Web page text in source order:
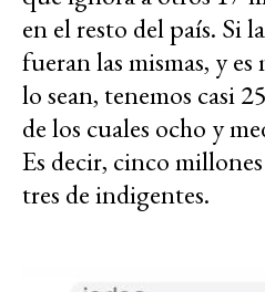
en el resto del país. Si
fueran las mismas, y
lo sean, tenemos casi
de los cuales ocho y
Es decir, cinco
tres de indigentes.